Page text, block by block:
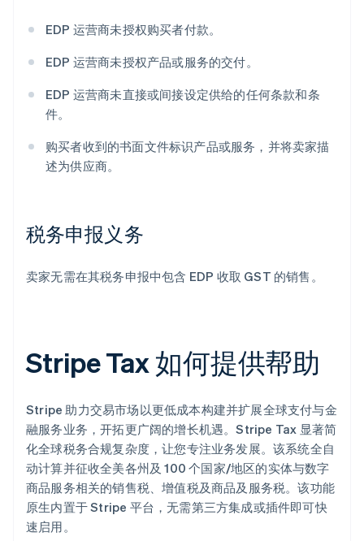
EDP 运营商未授权购买者付款。
EDP 运营商未授权产品或服务的交付。
EDP 运营商未直接或间接设定供给的任何条款和条
件。
购买者收到的书面文件标识产品或服务，并将卖家描
述为供应商。
税务申报义务
卖家无需在其税务申报中包含 EDP 收取 GST 的销售。
Stripe Tax 如何提供帮助
Stripe 助力交易市场以更低成本构建并扩展全球支付与金
融服务业务，开拓更广阔的增长机遇。Stripe Tax 显著简
化全球税务合规复杂度，让您专注业务发展。该系统全自
动计算并征收全美各州及 100 个国家/地区的实体与数字
商品服务相关的销售税、增值税及商品及服务税。该功能
原生内置于 Stripe 平台，无需第三方集成或插件即可快
速启用。
阿联酋
English